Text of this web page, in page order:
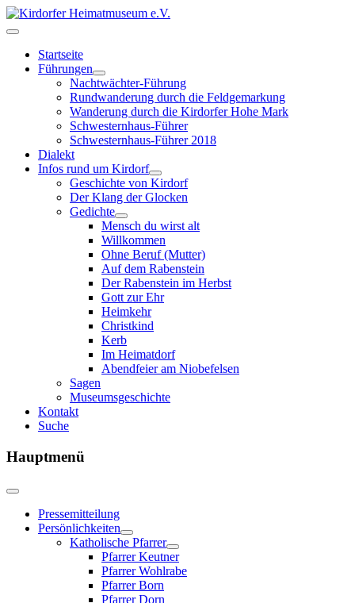
Startseite
Führungen
Nachtwächter-Führung
Rundwanderung durch die Feldgemarkung
Wanderung durch die Kirdorfer Hohe Mark
Schwesternhaus-Führer
Schwesternhaus-Führer 2018
Dialekt
Infos rund um Kirdorf
Geschichte von Kirdorf
Der Klang der Glocken
Gedichte
Mensch du wirst alt
Willkommen
Ohne Beruf (Mutter)
Auf dem Rabenstein
Der Rabenstein im Herbst
Gott zur Ehr
Heimkehr
Christkind
Kerb
Im Heimatdorf
Abendfeier am Niobefelsen
Sagen
Museumsgeschichte
Kontakt
Suche
Hauptmenü
Pressemitteilung
Persönlichkeiten
Katholische Pfarrer
Pfarrer Keutner
Pfarrer Wohlrabe
Pfarrer Born
Pfarrer Dorn